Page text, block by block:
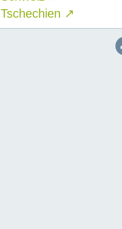
Tschechien ↗